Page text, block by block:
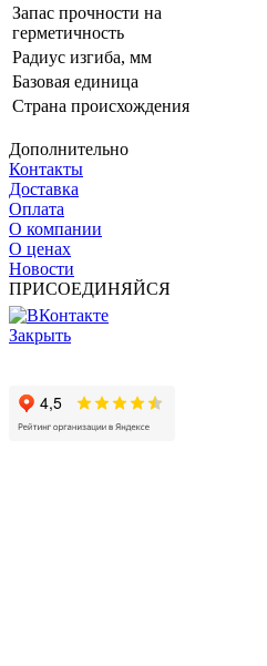
Запас прочности на
герметичность
Радиус изгиба, мм
Базовая единица
Страна происхождения
Дополнительно
Контакты
Доставка
Оплата
О компании
О ценах
Новости
ПРИСОЕДИНЯЙСЯ
Закрыть